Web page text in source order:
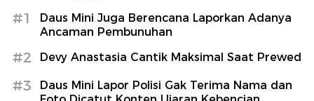
#1
Daus Mini Juga Berencana Laporkan Adanya
Ancaman Pembunuhan
#2 Devy Anastasia Cantik Maksimal Saat Prewed
#3
Daus Mini Lapor Polisi Gak Terima Nama dan